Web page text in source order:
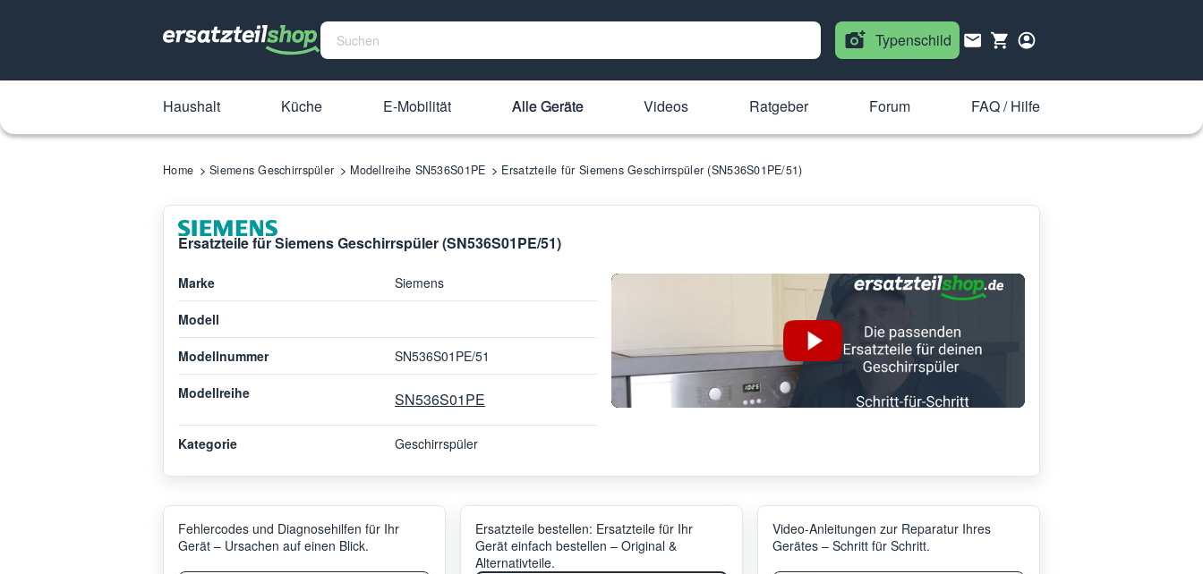
Typenschild
Haushalt Küche E-Mobilität Alle Geräte Videos Ratgeber Forum FAQ / Hilfe
Home Siemens Geschirrspüler Modellreihe SN536S01PE Ersatzteile für Siemens Geschirrspüler (SN536S01PE/51)
Ersatzteile für Siemens Geschirrspüler (SN536S01PE/51)
Marke Siemens
Modell
Modellnummer SN536S01PE/51
Modellreihe SN536S01PE
Kategorie Geschirrspüler
Fehlercodes und Diagnosehilfen für Ihr
Gerät – Ursachen auf einen Blick.
Ersatzteile bestellen: Ersatzteile für Ihr
Gerät einfach bestellen – Original &
Alternativteile.
Video-Anleitungen zur Reparatur Ihres
Gerätes – Schritt für Schritt.